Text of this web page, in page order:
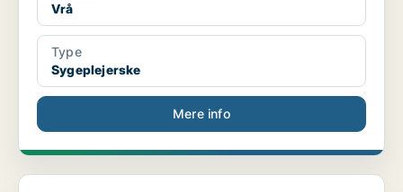
Vrå
Type
Sygeplejerske
Mere info
Klovbeskærermedhjælper/Hooftrimming helper